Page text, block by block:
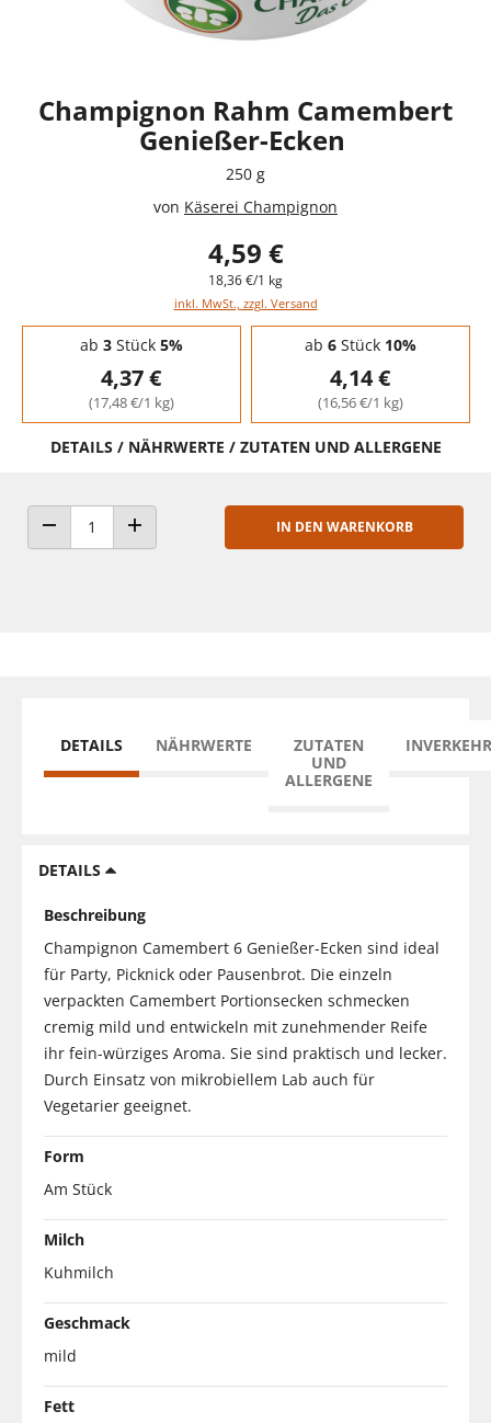
Champignon Rahm Camembert
Genießer-Ecken
250 g
von Käserei Champignon
4,59 €
18,36 €/1 kg
inkl. MwSt., zzgl. Versand
Staffelpreise - Mengenrabatt
ab 3Stück 5%
4,37 €
(17,48 €/1 kg)
ab 6Stück 10%
4,14 €
(16,56 €/1 kg)
DETAILS / NÄHRWERTE / ZUTATEN UND ALLERGENE
ANZAHL VERRINGERNANZAHL ERHÖHEN
IN DEN WARENKORB
DETAILS NÄHRWERTE
ZUTATEN
UND
ALLERGENE
DETAILS
Beschreibung
Champignon Camembert 6 Genießer-Ecken sind ideal
für Party, Picknick oder Pausenbrot. Die einzeln
verpackten Camembert Portionsecken schmecken
cremig mild und entwickeln mit zunehmender Reife
ihr fein-würziges Aroma. Sie sind praktisch und lecker.
Durch Einsatz von mikrobiellem Lab auch für
Vegetarier geeignet.
Form
Am Stück
Milch
Kuhmilch
Geschmack
mild
Fett